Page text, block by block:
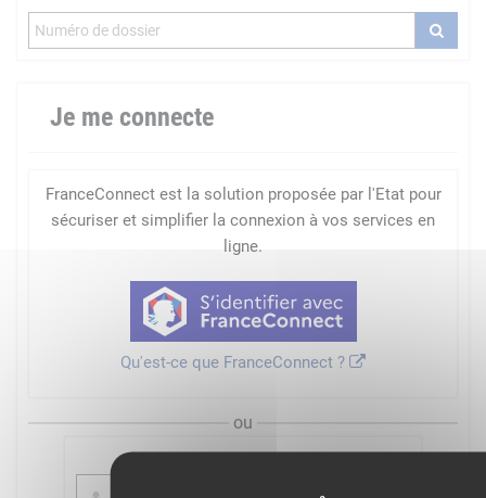
Je me connecte
FranceConnect est la solution proposée par l'Etat pour
sécuriser et simplifier la connexion à vos services en
ligne.
Qu'est-ce que FranceConnect ?
ou